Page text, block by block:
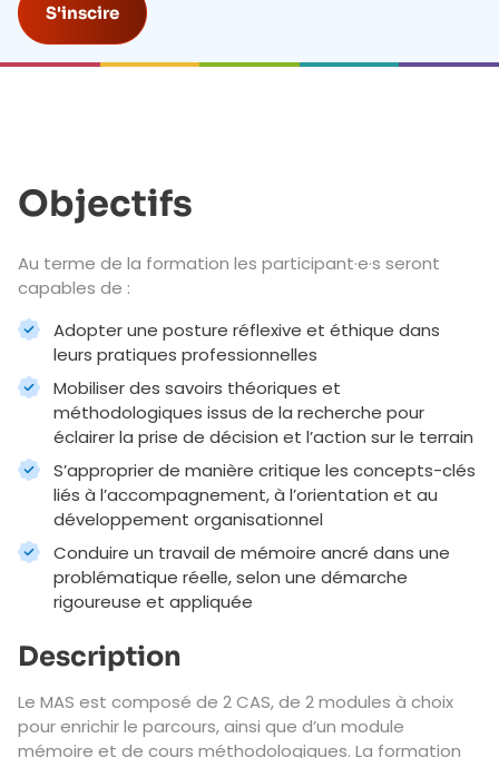
S'inscire
Objectifs
Au terme de la formation les participant·e·s seront
capables de :
Adopter une posture réflexive et éthique dans
leurs pratiques professionnelles
Mobiliser des savoirs théoriques et
méthodologiques issus de la recherche pour
éclairer la prise de décision et l’action sur le terrain
S’approprier de manière critique les concepts-clés
liés à l’accompagnement, à l’orientation et au
développement organisationnel
Conduire un travail de mémoire ancré dans une
problématique réelle, selon une démarche
rigoureuse et appliquée
Description
Le MAS est composé de 2 CAS, de 2 modules à choix
pour enrichir le parcours, ainsi que d’un module
mémoire et de cours méthodologiques. La formation